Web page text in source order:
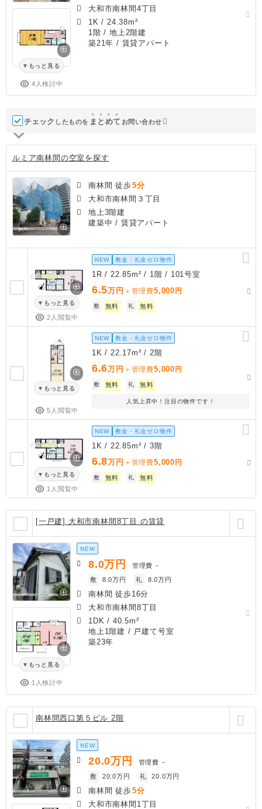
もっと見る
4人検討中
大和市南林間4丁目
1K / 24.38m²
1階 / 地上2階建
築21年 / 賃貸アパート
チェック したものを ま と めて お問い合わせ
ルミア南林間の空室を探す
南林間 徒歩5分
大和市南林間３丁目
地上3階建
建築中 / 賃貸アパート
もっと見る
2人閲覧中
NEW 敷金・礼金ゼロ物件
1R / 22.85m² / 1階 / 101号室
6.5万円 ＋管理費5,000 円
敷 無料 礼 無料
もっと見る
5人閲覧中
NEW 敷金・礼金ゼロ物件
1K / 22.17m² / 2階
6.6万円 ＋管理費5,000 円
敷 無料 礼 無料
人気上昇中！注目の物件です！
もっと見る
1人閲覧中
NEW 敷金・礼金ゼロ物件
1K / 22.85m² / 3階
6.8万円 ＋管理費5,000 円
敷 無料 礼 無料
[一戸建] 大和市南林間8丁目 の賃貸
もっと見る
1人検討中
NEW
8.0万円 管理費 －
敷
8.0万円 礼 8.0万円
南林間 徒歩16分
大和市南林間8丁目
1DK / 40.5m²
地上1階建 / 戸建て号室
築23年
南林間西口第５ビル 2階
NEW
20.0万円 管理費 －
敷
20.0万円 礼 20.0万円
南林間 徒歩5分
大和市南林間1丁目